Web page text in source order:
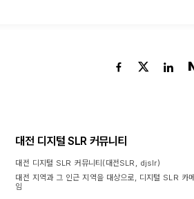
대전 디지털 SLR 커뮤니티
대전 디지털 SLR 커뮤니티(대전SLR, djslr)
대전 지역과 그 인근 지역을 대상으로, 디지털 SLR 카
임